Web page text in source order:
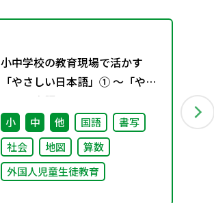
小中学校の教育現場で活かす
「やさしい日本語」① ～「やさ
しい日本語」とは～
小 中 他 国語
書写
社会
地図
算数
外国人児童生徒教育